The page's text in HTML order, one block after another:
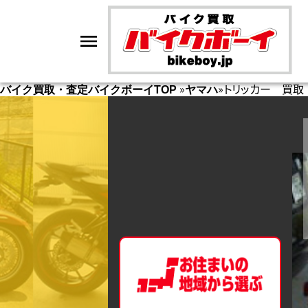
バイク買取・査定バイクボーイTOP»ヤマハ»トリッカー 買取